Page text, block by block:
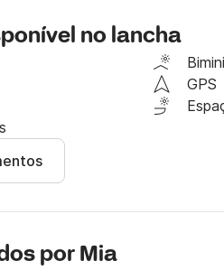
se de nos enviar uma
que você possa ter, estamos
no lancha
Bimini
GPS
por Mia